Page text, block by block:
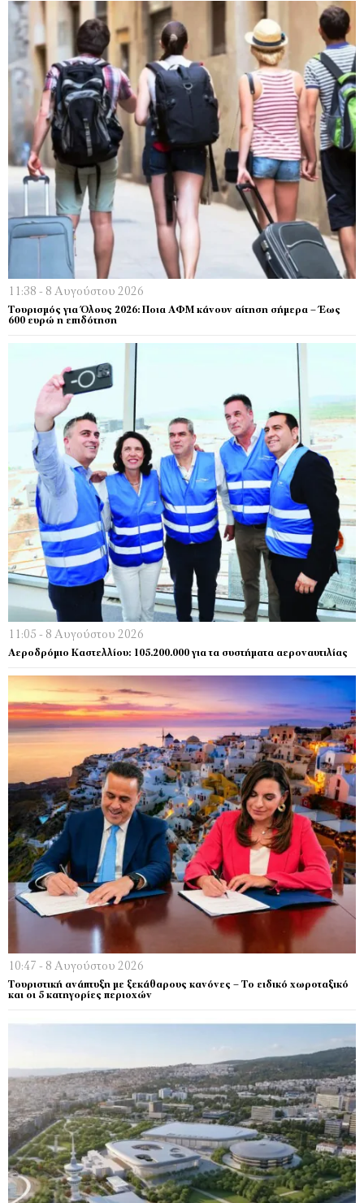
11:38 - 8 Αυγούστου 2026
Τουρισμός για Όλους 2026: Ποια ΑΦΜ κάνουν αίτηση σήμερα – Έως
600 ευρώ η επιδότηση
11:05 - 8 Αυγούστου 2026
Αεροδρόμιο Καστελλίου: 105.200.000 για τα συστήματα αεροναυτιλίας
10:47 - 8 Αυγούστου 2026
Τουριστική ανάπτυξη με ξεκάθαρους κανόνες – Το ειδικό χωροταξικό
και οι 5 κατηγορίες περιοχών